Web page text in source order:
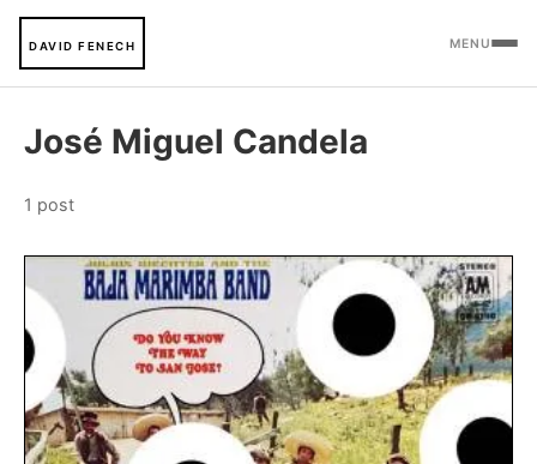
DAVID FENECH MENU
José Miguel Candela
1 post